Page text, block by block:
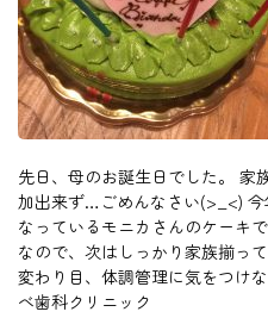
先日、母のお誕生日でした。 家
加出来ず…ごめんなさい(>_<)
なっているモニカさんのケーキ
なので、次はしっかり家族揃っ
変わり目、体調管理に気をつけ
べ歯科クリニック